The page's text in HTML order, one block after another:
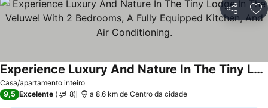
Partilhar
Casa/apartamento inteiro
Experience Luxury And Nature In The Tiny Lodge In The Veluwe! With 2 Bedrooms, A Fully Equipped Kitchen, And Air Conditioning.
9,5 Excelente 8 a 8.6 km de Centro da cidade